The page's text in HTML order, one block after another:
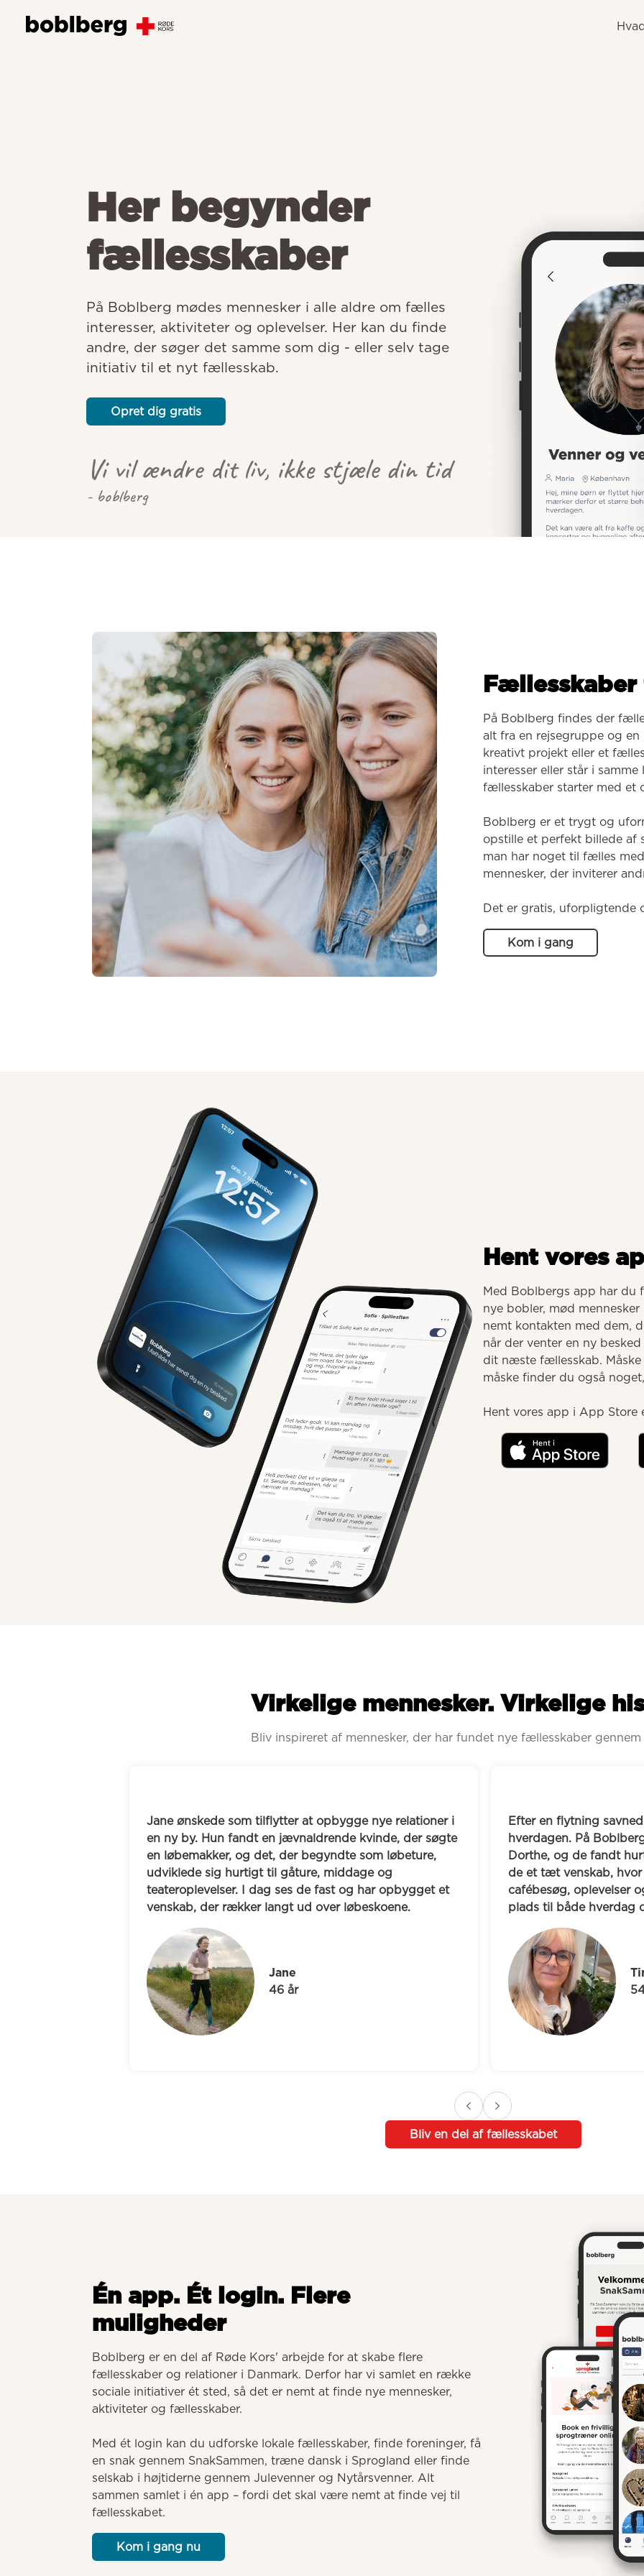
Her begynder
fællesskaber
På Boblberg mødes mennesker i alle aldre om fælles
interesser, aktiviteter og oplevelser. Her kan du finde
andre, der søger det samme som dig - eller selv tage
initiativ til et nyt fællesskab.
Opret dig gratis
Vi vil ændre dit liv, ikke stjæle din tid
- boblberg
På Boblberg findes der
alt fra en rejsegruppe og
kreativt projekt eller et
interesser eller står i
fællesskaber starter med et
Boblberg er et trygt og
opstille et perfekt billede af
man har noget til fælles
mennesker, der inviterer
Det er gratis, uforpligtende
Kom i gang
Hent vores
Med Boblbergs app har du
nye bobler, mød
nemt kontakten med dem,
når der venter en ny
dit næste fællesskab. Måske
måske finder du også
Hent vores app i App Store
Virkelige mennesker. Virkelige
Bliv inspireret af mennesker, der har fundet nye fællesskaber
Efter en flytning savnede Tina nye veninder i
hverdagen. På Boblberg fik hun kontakt til Anne-
Dorthe, og de fandt hurtigt en særlig kemi. I dag har
de et tæt venskab, hvor de mødes jævnligt til
cafébesøg, oplevelser og gode samtaler, og hvor der er
plads til både hverdag og nærvær.
Anne-Mette
et tomrum, hvor
med. På
til en tæt gruppe
børn på samme
og andre fælles
Bliv en del af fællesskabet
Én app. Ét login. Flere
muligheder
Boblberg er en del af Røde Kors' arbejde for at skabe flere
fællesskaber og relationer i Danmark. Derfor har vi samlet en række
sociale initiativer ét sted, så det er nemt at finde nye mennesker,
aktiviteter og fællesskaber.
Med ét login kan du udforske lokale fællesskaber, finde foreninger, få
en snak gennem SnakSammen, træne dansk i Sprogland eller finde
selskab i højtiderne gennem Julevenner og Nytårsvenner. Alt
sammen samlet i én app – fordi det skal være nemt at finde vej til
fællesskabet.
Kom i gang nu